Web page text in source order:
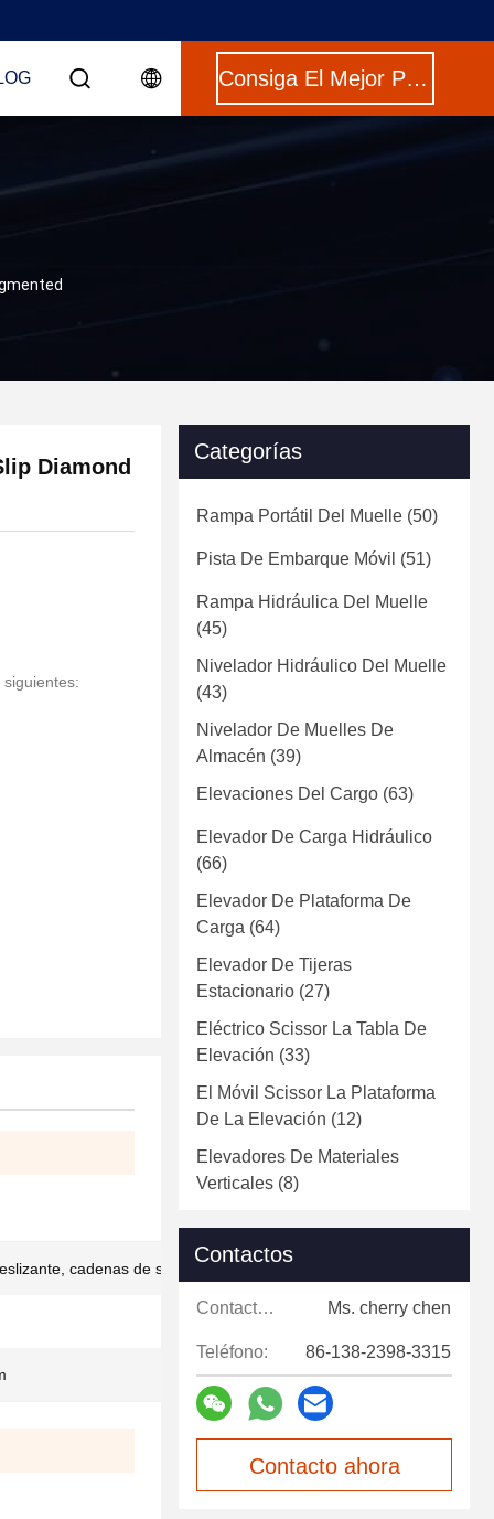
Consiga El Mejor Precio
Diamond
cadenas de seguridad
Categorías
Rampa Portátil Del Muelle (50)
Pista De Embarque Móvil (51)
Rampa Hidráulica Del Muelle
(45)
Nivelador Hidráulico Del Muelle
(43)
Nivelador De Muelles De
Almacén (39)
Elevaciones Del Cargo (63)
Elevador De Carga Hidráulico
(66)
Elevador De Plataforma De
Carga (64)
Elevador De Tijeras
Estacionario (27)
Eléctrico Scissor La Tabla De
Elevación (33)
El Móvil Scissor La Plataforma
De La Elevación (12)
Elevadores De Materiales
Verticales (8)
Contactos
Contactos: Ms. cherry chen
Teléfono: 86-138-2398-3315
Contacto ahora